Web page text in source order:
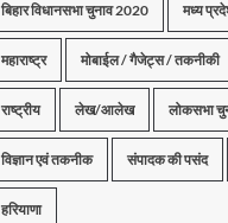
बिहार विधानसभा चुनाव 2020 मध्य
महाराष्ट्र मोबाईल / गैजेट्स / तकनीकी
राष्ट्रीय लेख/आलेख लोकसभा
विज्ञान एवं तकनीक संपादक की पसंद
हरियाणा